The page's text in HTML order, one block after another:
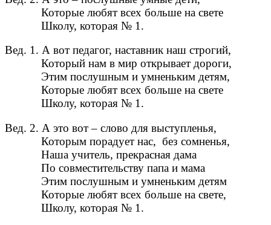
Которые любят всех больше на свете
Школу, которая № 1.
Вед. 1. А вот педагог, наставник наш строгий,
Который нам в мир открывает дороги,
Этим послушным и умненьким детям,
Которые любят всех больше на свете
Школу, которая № 1.
Вед. 2. А это вот – слово для выступленья,
Которым порадует нас, без сомненья,
Наша учитель, прекрасная дама
По совместительству папа и мама
Этим послушным и умненьким детям
Которые любят всех больше на свете,
Школу, которая № 1.